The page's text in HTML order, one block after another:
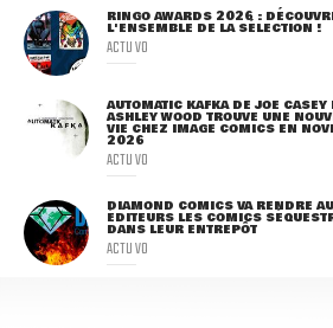
RINGO AWARDS 2026 :
L'ENSEMBLE DE LA SÉLECTION !
ACTU VO
AUTOMATIC KAFKA DE JOE CASEY
ASHLEY WOOD TROUVE UNE
VIE CHEZ IMAGE COMICS EN
2026
ACTU VO
DIAMOND COMICS VA RENDRE
ÉDITEURS LES COMICS
DANS LEUR ENTREPÔT
ACTU VO